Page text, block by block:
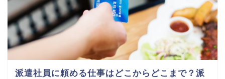
派遣社員に頼める仕事はどこからどこまで？派